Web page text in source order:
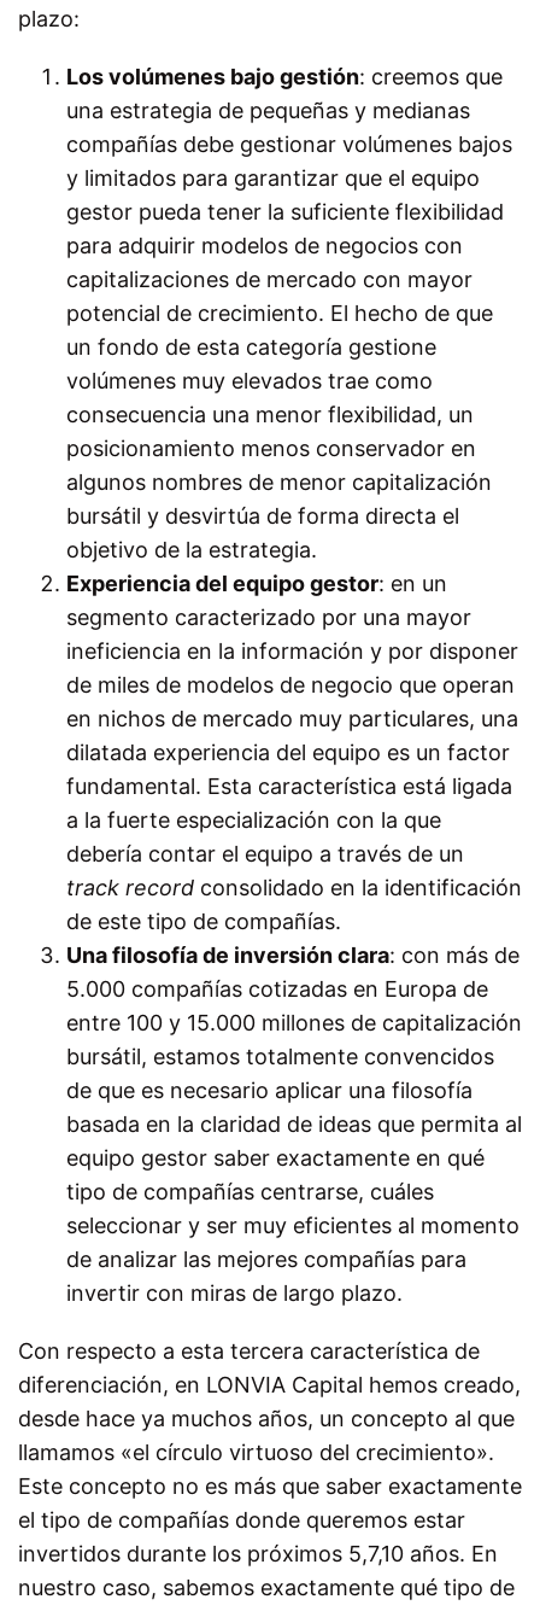
plazo:
Los volúmenes bajo gestión: creemos que
una estrategia de pequeñas y medianas
compañías debe gestionar volúmenes bajos
y limitados para garantizar que el equipo
gestor pueda tener la suficiente flexibilidad
para adquirir modelos de negocios con
capitalizaciones de mercado con mayor
potencial de crecimiento. El hecho de que
un fondo de esta categoría gestione
volúmenes muy elevados trae como
consecuencia una menor flexibilidad, un
posicionamiento menos conservador en
algunos nombres de menor capitalización
bursátil y desvirtúa de forma directa el
objetivo de la estrategia.
Experiencia del equipo gestor: en un
segmento caracterizado por una mayor
ineficiencia en la información y por disponer
de miles de modelos de negocio que operan
en nichos de mercado muy particulares, una
dilatada experiencia del equipo es un factor
fundamental. Esta característica está ligada
a la fuerte especialización con la que
debería contar el equipo a través de un
track record consolidado en la identificación
de este tipo de compañías.
Una filosofía de inversión clara: con más de
5.000 compañías cotizadas en Europa de
entre 100 y 15.000 millones de capitalización
bursátil, estamos totalmente convencidos
de que es necesario aplicar una filosofía
basada en la claridad de ideas que permita al
equipo gestor saber exactamente en qué
tipo de compañías centrarse, cuáles
seleccionar y ser muy eficientes al momento
de analizar las mejores compañías para
invertir con miras de largo plazo.
Con respecto a esta tercera característica de
diferenciación, en LONVIA Capital hemos creado,
desde hace ya muchos años, un concepto al que
llamamos «el círculo virtuoso del crecimiento».
Este concepto no es más que saber exactamente
el tipo de compañías donde queremos estar
invertidos durante los próximos 5,7,10 años. En
nuestro caso, sabemos exactamente qué tipo de